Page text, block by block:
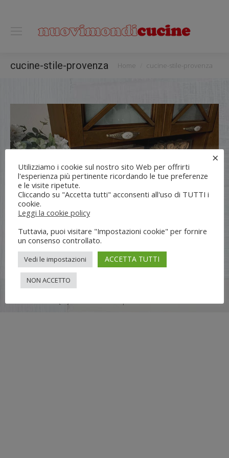
cucine-stile-provenza You are here:
Home cucine-stile-provenza
Flli UNIA s.n.c. | Lungo Dora Voghera 28/d Torino (10122) |
Utilizziamo i cookie sul nostro sito Web per offrirti
l'esperienza più pertinente ricordando le tue preferenze
e le visite ripetute.
Cliccando su "Accetta tutti" acconsenti all'uso di TUTTI i
cookie.
Leggi la cookie policy
×
Tuttavia, puoi visitare "Impostazioni cookie" per fornire
un consenso controllato.
Vedi le impostazioni ACCETTA TUTTI
NON ACCETTO